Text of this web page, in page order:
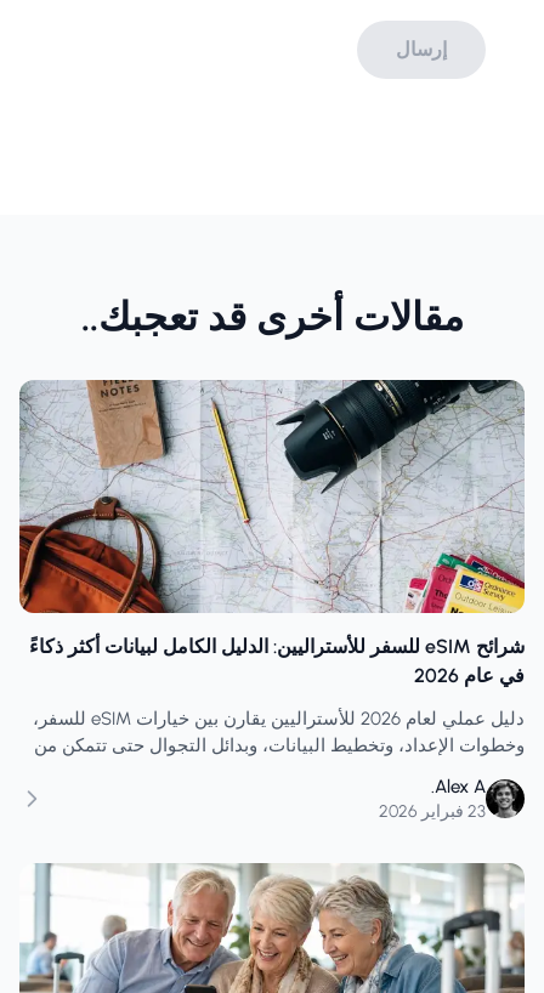
إرسال
مقالات أخرى قد تعجبك..
شرائح eSIM للسفر للأستراليين: الدليل الكامل لبيانات أكثر ذكاءً
في عام 2026
دليل عملي لعام 2026 للأستراليين يقارن بين خيارات eSIM للسفر،
وخطوات الإعداد، وتخطيط البيانات، وبدائل التجوال حتى تتمكن من
Alex A.
23 فبراير 2026